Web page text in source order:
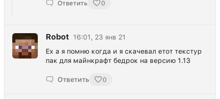
Ответить 0
Robot
16:01, 23 янв 21
Ех а я помню когда и я скачевал етот текстур
пак для майнкрафт бедрок на версию 1.13
Ответить 0